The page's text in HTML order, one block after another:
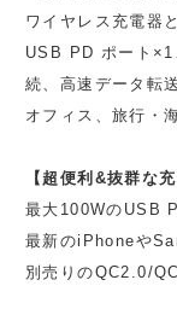
ワイヤレス充電器
USB PD ポート×1
続、高速データ転
オフィス、旅行・
【超便利&抜群な充
最大100WのUSB
最新のiPhoneや
別売りのQC2.0/